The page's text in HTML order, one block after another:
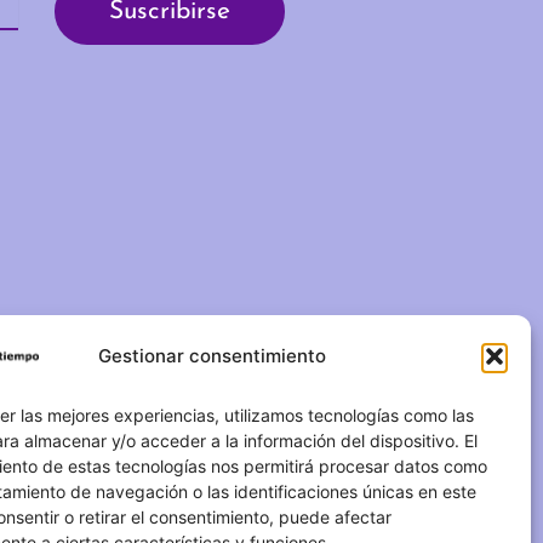
Gestionar consentimiento
las mejores experiencias, utilizamos tecnologías como las
almacenar y/o acceder a la información del dispositivo. El
de estas tecnologías nos permitirá procesar datos como
de navegación o las identificaciones únicas en este
o retirar el consentimiento, puede afectar
2 – 1ºA 28012 – Madrid
(+34) 623 183 283
info@otrotiempo.org